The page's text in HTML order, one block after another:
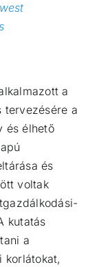
a
tervezésére a
és élhető
és
voltak
kutatás
a
korlátokat,